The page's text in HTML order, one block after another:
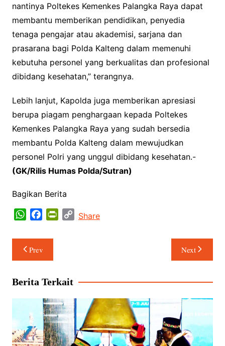
nantinya Poltekes Kemenkes Palangka Raya dapat
membantu memberikan pendidikan, penyedia
tenaga pengajar atau akademisi, sarjana dan
prasarana bagi Polda Kalteng dalam memenuhi
kebutuha personel yang berkualitas dan profesional
dibidang kesehatan,” terangnya.
Lebih lanjut, Kapolda juga memberikan apresiasi
berupa piagam penghargaan kepada Poltekes
Kemenkes Palangka Raya yang sudah bersedia
membantu Polda Kalteng dalam mewujudkan
personel Polri yang unggul dibidang kesehatan.-
(GK/Rilis Humas Polda/Sutran)
Bagikan Berita
W
a
t
s
p
p
c
e
b
o
k
r
i
e
n
d
C
k
Share
Navigasi
pos
Prev Next
Berita Terkait